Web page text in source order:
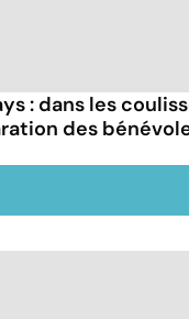
: dans les
des